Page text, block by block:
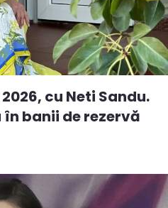
cu Neti Sandu.
banii de rezervă